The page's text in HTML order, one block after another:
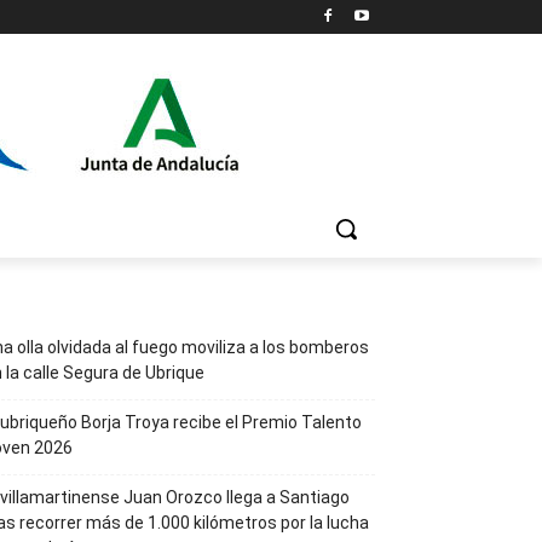
olla olvidada al fuego moviliza a los bomberos
la calle Segura de Ubrique
Borja Troya recibe el Premio Talento
2026
Juan Orozco llega a Santiago
recorrer más de 1.000 kilómetros por la lucha